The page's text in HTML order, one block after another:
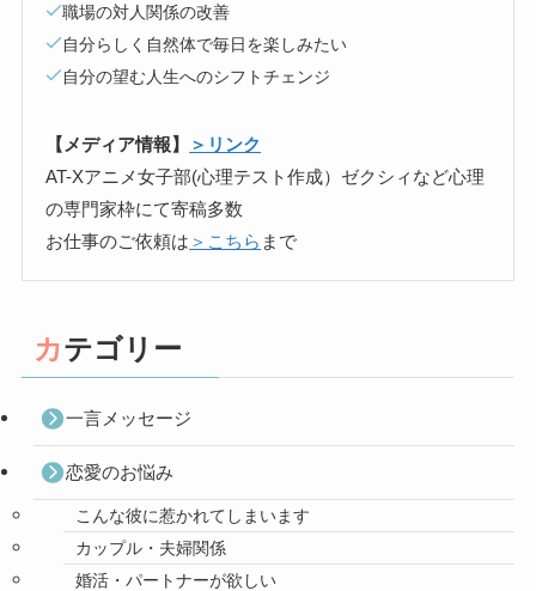
職場の対人関係の改善
自分らしく自然体で毎日を楽しみたい
自分の望む人生へのシフトチェンジ
【メディア情報】
＞リンク
AT-Xアニメ女子部(心理テスト作成）ゼクシィなど心理
の専門家枠にて寄稿多数
お仕事のご依頼は ＞こちら まで
カテゴリー
一言メッセージ
恋愛のお悩み
こんな彼に惹かれてしまいます
カップル・夫婦関係
婚活・パートナーが欲しい